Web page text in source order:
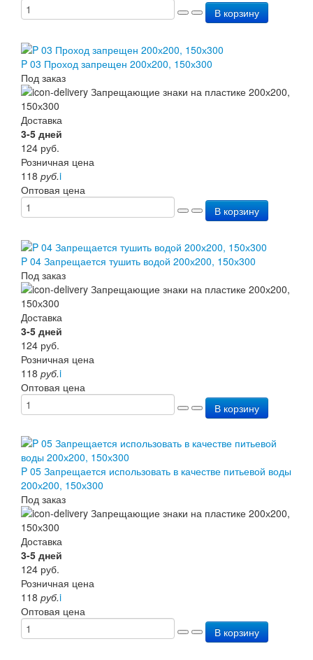
В корзину
P 03 Проход запрещен 200х200, 150х300
Под заказ
Доставка
3-5 дней
124 руб.
Розничная цена
118 руб.i
Оптовая цена
В корзину
P 04 Запрещается тушить водой 200х200, 150х300
Под заказ
Доставка
3-5 дней
124 руб.
Розничная цена
118 руб.i
Оптовая цена
В корзину
P 05 Запрещается использовать в качестве питьевой воды
200х200, 150х300
Под заказ
Доставка
3-5 дней
124 руб.
Розничная цена
118 руб.i
Оптовая цена
В корзину